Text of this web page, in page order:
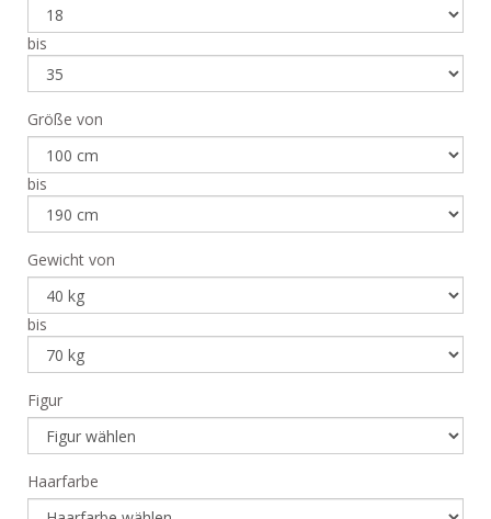
bis
Größe von
bis
Gewicht von
bis
Figur
Haarfarbe